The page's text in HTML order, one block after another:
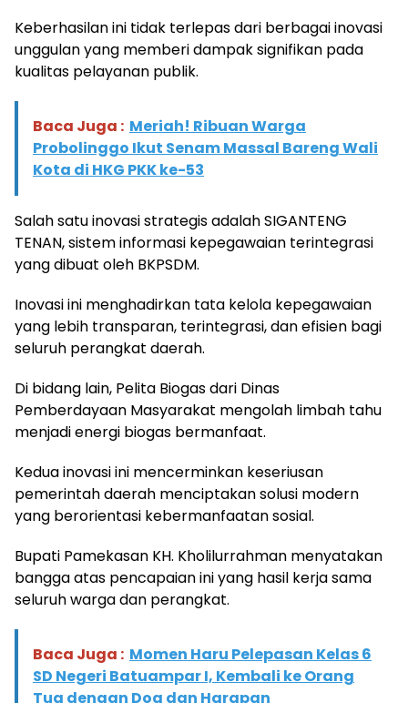
Keberhasilan ini tidak terlepas dari berbagai inovasi
unggulan yang memberi dampak signifikan pada
kualitas pelayanan publik.
Baca Juga : Meriah! Ribuan Warga
Probolinggo Ikut Senam Massal Bareng Wali
Kota di HKG PKK ke-53
Salah satu inovasi strategis adalah SIGANTENG
TENAN, sistem informasi kepegawaian terintegrasi
yang dibuat oleh BKPSDM.
Inovasi ini menghadirkan tata kelola kepegawaian
yang lebih transparan, terintegrasi, dan efisien bagi
seluruh perangkat daerah.
Di bidang lain, Pelita Biogas dari Dinas
Pemberdayaan Masyarakat mengolah limbah tahu
menjadi energi biogas bermanfaat.
Kedua inovasi ini mencerminkan keseriusan
pemerintah daerah menciptakan solusi modern
yang berorientasi kebermanfaatan sosial.
Bupati Pamekasan KH. Kholilurrahman menyatakan
bangga atas pencapaian ini yang hasil kerja sama
seluruh warga dan perangkat.
Baca Juga : Momen Haru Pelepasan Kelas 6
SD Negeri Batuampar I, Kembali ke Orang
Tua dengan Doa dan Harapan